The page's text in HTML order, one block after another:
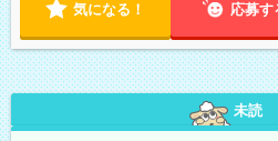
気になる！ 応募す
未読